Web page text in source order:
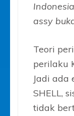
assy
Teori
perilaku
Jadi ada
SHELL,
tidak